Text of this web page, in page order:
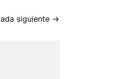
siguiente →